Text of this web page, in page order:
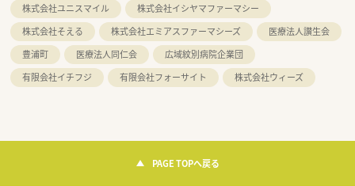
株式会社ユニスマイル
株式会社イシヤマファーマシー
株式会社そえる
株式会社エミアスファーマシーズ
医療法人讃生会
豊浦町
医療法人同仁会
広域紋別病院企業団
有限会社イチフジ
有限会社フォーサイト 株式会社ウィーズ
PAGE TOPへ戻る